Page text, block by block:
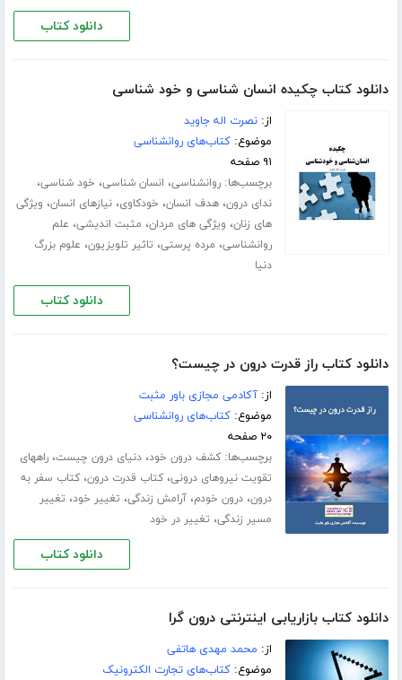
دانلود کتاب
دانلود کتاب چکیده انسان شناسی و خود شناسی
از:نصرت اله جاوید
موضوع:کتاب‌های روانشناسی
۹۱ صفحه
برچسب‌ها:روانشناسی، انسان شناسی، خود شناسی،
ندای درون،هدف انسان، خودکاوی،نیازهای انسان، ویژگی
های زنان، ویژگی های مردان، مثبت اندیشی، علم
روانشناسی، مرده پرستی، تاثیر تلویزیون، علوم بزرگ
دنیا
دانلود کتاب
دانلود کتاب راز قدرت درون در چیست؟
از:آکادمی مجازی باور مثبت
موضوع:کتاب‌های روانشناسی
۲۰ صفحه
برچسب‌ها:کشف درون خود،دنیای درون چیست،راههای
تقویت نیروهای درونی،کتاب قدرت درون،کتاب سفر به
درون،درون خودم،آرامش زندگی، تغییر خود، تغییر
مسیر زندگی، تغییر در خود
دانلود کتاب
دانلود کتاب بازاریابی اینترنتی درون گرا
از: محمد مهدی هاتفی
موضوع:کتاب‌های تجارت الکترونیک